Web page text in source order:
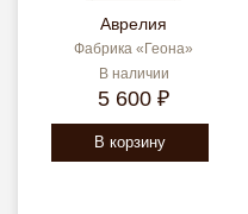
Аврелия
Фабрика «Геона»
В наличии
5 600 ₽
В корзину